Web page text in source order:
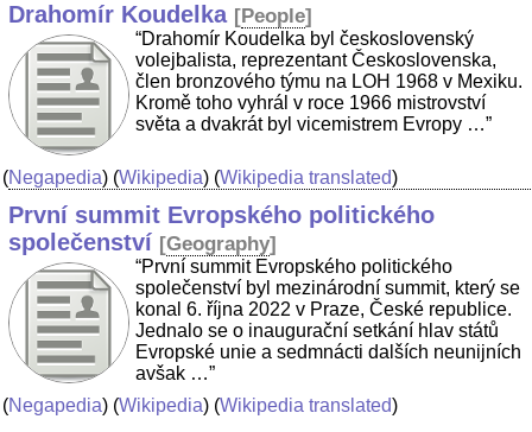
Drahomír Koudelka [People]
“Drahomír Koudelka byl československý
volejbalista, reprezentant Československa,
člen bronzového týmu na LOH 1968 v Mexiku.
Kromě toho vyhrál v roce 1966 mistrovství
světa a dvakrát byl vicemistrem Evropy …”
(Negapedia) (Wikipedia) (Wikipedia translated)
První summit Evropského politického
společenství [Geography]
“První summit Evropského politického
společenství byl mezinárodní summit, který se
konal 6. října 2022 v Praze, České republice.
Jednalo se o inaugurační setkání hlav států
Evropské unie a sedmnácti dalších neunijních
avšak …”
(Negapedia) (Wikipedia) (Wikipedia translated)